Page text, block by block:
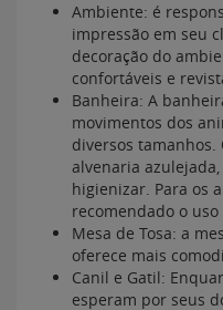
Ambiente: é
impressão em seu
decoração do
confortáveis e
Banheira: A
movimentos dos
diversos
alvenaria
higienizar. Para os
recomendado o
Mesa de Tosa: a
oferece mais
Canil e Gatil:
esperam por seus